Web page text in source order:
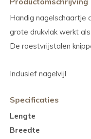
Handig nagelschaartje
grote drukvlak werkt
De roestvrijstalen
Inclusief nagelvijl.
Specificaties
Lengte
Breedte